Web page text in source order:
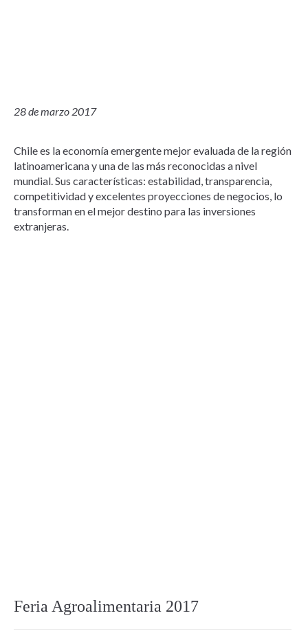
28 de marzo 2017
Chile es la economía emergente mejor evaluada de la región
latinoamericana y una de las más reconocidas a nivel
mundial. Sus características: estabilidad, transparencia,
competitividad y excelentes proyecciones de negocios, lo
transforman en el mejor destino para las inversiones
extranjeras.
Feria Agroalimentaria 2017